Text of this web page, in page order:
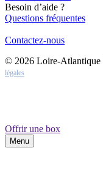
Besoin d’aide ?
Questions fréquentes
Contactez-nous
© 2026 Loire-Atlantique
légales
Offrir une box
Menu